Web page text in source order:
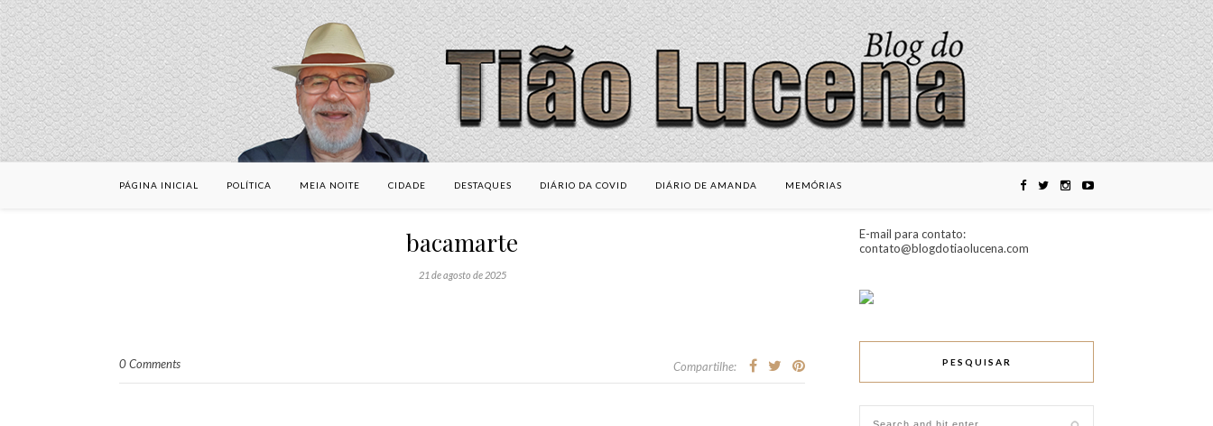
PÁGINA INICIAL POLÍTICA MEIA NOITE CIDADE DESTAQUES DIÁRIO DA COVID DIÁRIO DE AMANDA MEMÓRIAS
bacamarte
21 de agosto de 2025
0 Comments Compartilhe:
E-mail para contato:
contato@blogdotiaolucena.com
PESQUISAR